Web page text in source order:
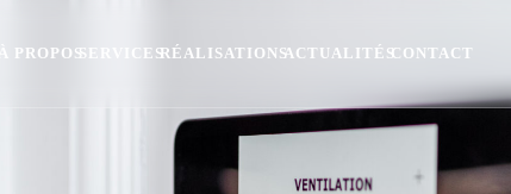
À PROPOSSERVICESRÉALISATIONSACTUALITÉSCONTACT